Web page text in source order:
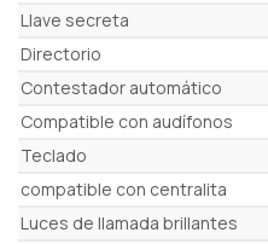
Llave secreta
Directorio
Contestador automático
Compatible con audífonos
Teclado
compatible con centralita
Luces de llamada brillantes